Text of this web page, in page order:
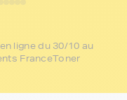
ligne du 30/10 au
FranceToner